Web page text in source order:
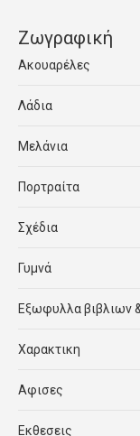
Ζωγραφική
Ακουαρέλες
Λάδια
Μελάνια
Πορτραίτα
Σχέδια
Γυμνά
Εξωφυλλα βιβλιων
Χαρακτικη
Αφισες
Εκθεσεις